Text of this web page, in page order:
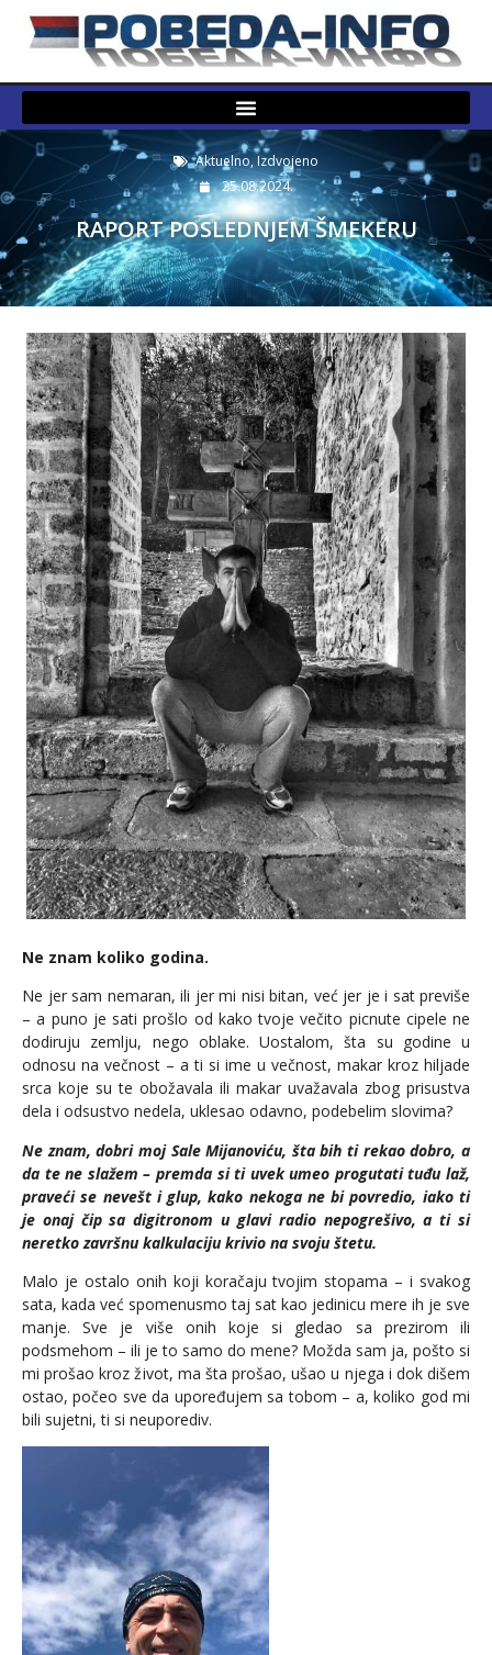
Aktuelno,Izdvojeno
25.08.2024.
RAPORT POSLEDNJEM ŠMEKERU
Ne znam koliko godina.
Ne jer sam nemaran, ili jer mi nisi bitan, već jer je i sat previše
– a puno je sati prošlo od kako tvoje večito picnute cipele ne
dodiruju zemlju, nego oblake. Uostalom, šta su godine u
odnosu na večnost – a ti si ime u večnost, makar kroz hiljade
srca koje su te obožavala ili makar uvažavala zbog prisustva
dela i odsustvo nedela, uklesao odavno, podebelim slovima?
Ne znam, dobri moj Sale Mijanoviću, šta bih ti rekao dobro, a
da te ne slažem – premda si ti uvek umeo progutati tuđu laž,
praveći se nevešt i glup, kako nekoga ne bi povredio, iako ti
je onaj čip sa digitronom u glavi radio nepogrešivo, a ti si
neretko završnu kalkulaciju krivio na svoju štetu.
Malo je ostalo onih koji koračaju tvojim stopama – i svakog
sata, kada već spomenusmo taj sat kao jedinicu mere ih je sve
manje. Sve je više onih koje si gledao sa prezirom ili
podsmehom – ili je to samo do mene? Možda sam ja, pošto si
mi prošao kroz život, ma šta prošao, ušao u njega i dok dišem
ostao, počeo sve da upoređujem sa tobom – a, koliko god mi
bili sujetni, ti si neuporediv.